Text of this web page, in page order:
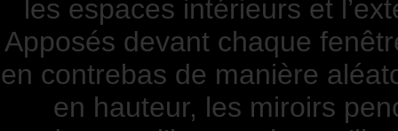
les espaces intérieurs et
Apposés devant chaque
en contrebas de manière
en hauteur, les miroirs